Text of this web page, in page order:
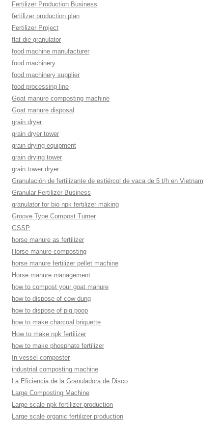
Fertilizer Production Business
fertilizer production plan
Fertilizer Project
flat die granulator
food machine manufacturer
food machinery
food machinery supplier
food processing line
Goat manure composting machine
Goat manure disposal
grain dryer
grain dryer tower
grain drying equipment
grain drying tower
grain tower dryer
Granulación de fertilizante de estiércol de vaca de 5 t/h en Vietnam
Granular Fertilizer Business
granulator for bio npk fertilizer making
Groove Type Compost Turner
GSSP
horse manure as fertilizer
Horse manure composting
horse manure fertilizer pellet machine
Horse manure management
how to compost your goat manure
how to dispose of cow dung
how to dispose of pig poop
how to make charcoal briquette
How to make npk fertilizer
how to make phosphate fertilizer
In-vessel composter
industrial composting machine
La Eficiencia de la Granuladora de Disco
Large Composting Machine
Large scale npk fertilizer production
Large scale organic fertilizer production